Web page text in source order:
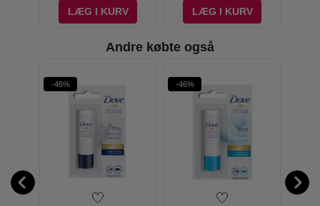
LÆG I KURV
LÆG I KURV
Andre købte også
-46% -46%